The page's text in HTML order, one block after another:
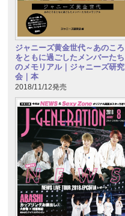
ジャニーズ黄金世代～あのころ
をともに過ごしたメンバーたち
のメモリアル｜ジャニーズ研究
会｜本
2018/11/12発売